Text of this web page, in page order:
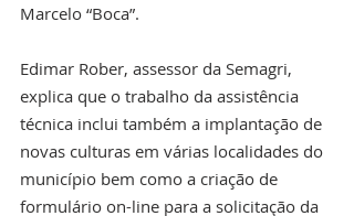
Marcelo “Boca”.
Edimar Rober, assessor da Semagri,
explica que o trabalho da assistência
técnica inclui também a implantação de
novas culturas em várias localidades do
município bem como a criação de
formulário on-line para a solicitação da